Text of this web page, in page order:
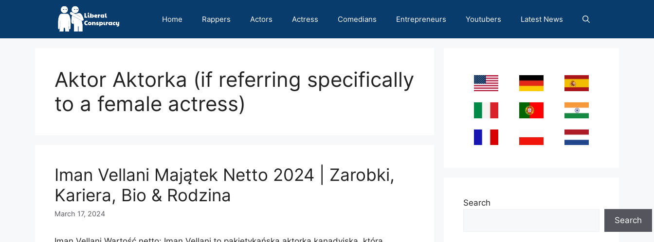
Home Rappers Actors Actress Comedians Entrepreneurs Youtubers Latest News
Aktor Aktorka (if referring specifically
to a female actress)
Iman Vellani Majątek Netto 2024 | Zarobki,
Kariera, Bio & Rodzina
March 17, 2024
Search
Search